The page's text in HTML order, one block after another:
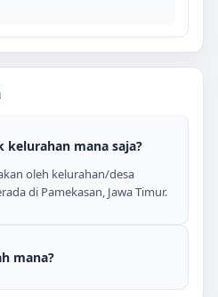
kelurahan mana saja?
oleh kelurahan/desa
di Pamekasan, Jawa Timur.
mana?